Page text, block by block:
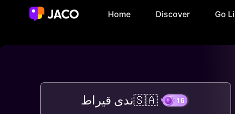
Home Discover Go
ندى قيراط🇸🇦